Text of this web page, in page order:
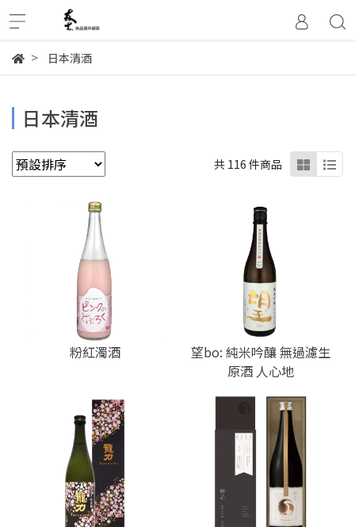
日本清酒
日本清酒
共 116 件商品
粉紅濁酒
望bo: 純米吟釀 無過濾生
原酒 人心地